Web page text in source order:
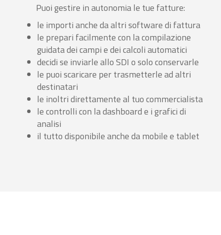
Puoi gestire in autonomia le tue fatture:
le importi anche da altri software di fattura
le prepari facilmente con la compilazione
guidata dei campi e dei calcoli automatici
decidi se inviarle allo SDI o solo conservarle
le puoi scaricare per trasmetterle ad altri
destinatari
le inoltri direttamente al tuo commercialista
le controlli con la dashboard e i grafici di
analisi
il tutto disponibile anche da mobile e tablet